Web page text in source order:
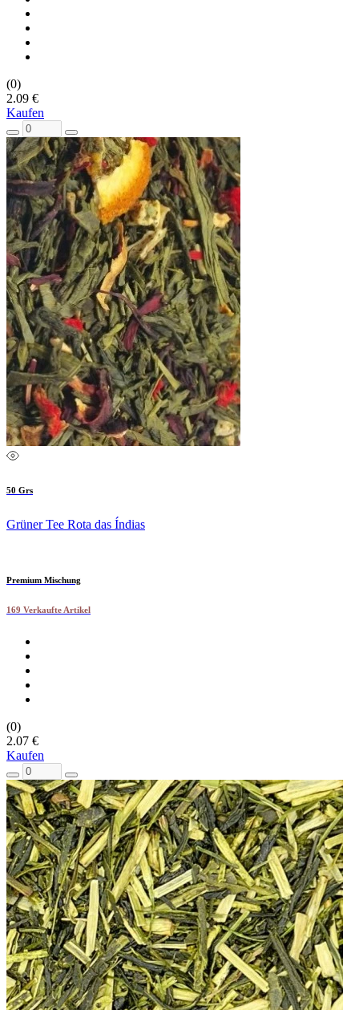
(0)
2.09 €
Kaufen
50 Grs
Grüner Tee Rota das Índias
Premium Mischung
169 Verkaufte Artikel
(0)
2.07 €
Kaufen